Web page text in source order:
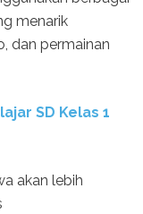
menarik
dan permainan
SD Kelas 1
akan lebih